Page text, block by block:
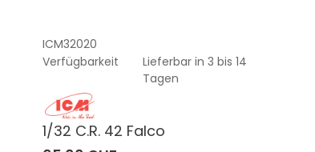
ICM32020
Verfügbarkeit
Lieferbar in 3 bis 14
Tagen
1/32 C.R. 42 Falco